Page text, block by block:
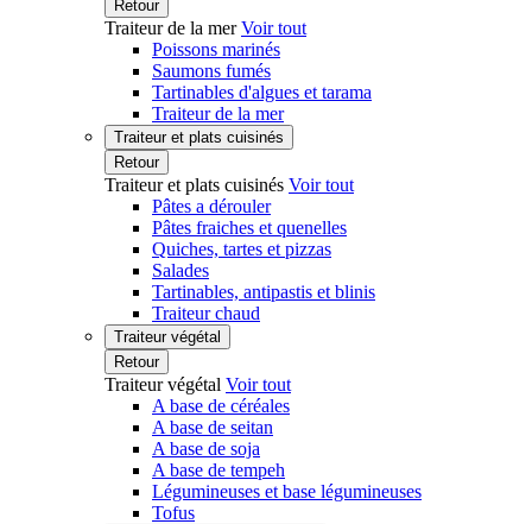
Retour
Traiteur de la merVoir tout
Poissons marinés
Saumons fumés
Tartinables d'algues et tarama
Traiteur de la mer
Traiteur et plats cuisinés
Retour
Traiteur et plats cuisinés Voir tout
Pâtes a dérouler
Pâtes fraiches et quenelles
Quiches, tartes et pizzas
Salades
Tartinables, antipastis et blinis
Traiteur chaud
Traiteur végétal
Retour
Traiteur végétal Voir tout
A base de céréales
A base de seitan
A base de soja
A base de tempeh
Légumineuses et base légumineuses
Tofus